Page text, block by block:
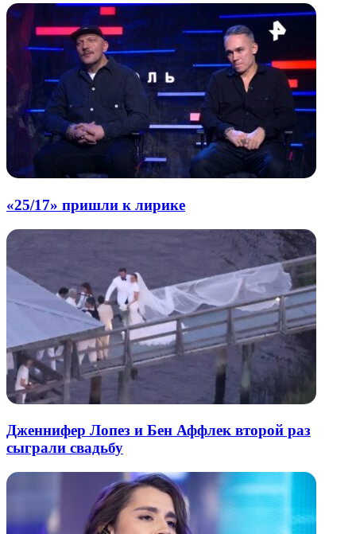
«25/17» пришли к лирике
Дженнифер Лопез и Бен Аффлек второй раз
сыграли свадьбу